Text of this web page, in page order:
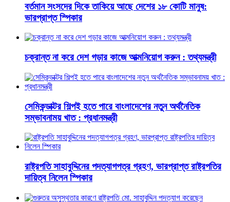
বর্তমান সংসদের দিকে তাকিয়ে আছে দেশের ১৮ কোটি মানুষ:
ভারপ্রাপ্ত স্পিকার
চক্রান্ত না করে দেশ গড়ার কাজে আত্মনিয়োগ করুন : তথ্যমন্ত্রী
সেমিকন্ডাক্টর শিল্পই হতে পারে বাংলাদেশের নতুন অর্থনৈতিক
সম্ভাবনাময় খাত : প্রধানমন্ত্রী
রাষ্ট্রপতি সাহাবুদ্দিনের পদত্যাগপত্র গ্রহণ, ভারপ্রাপ্ত রাষ্ট্রপতির
দায়িত্ব নিলেন স্পিকার